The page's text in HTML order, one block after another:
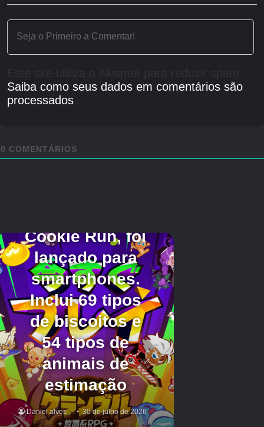
Saiba como seus dados em comentários são
processados.
0 COMENTÁRIOS